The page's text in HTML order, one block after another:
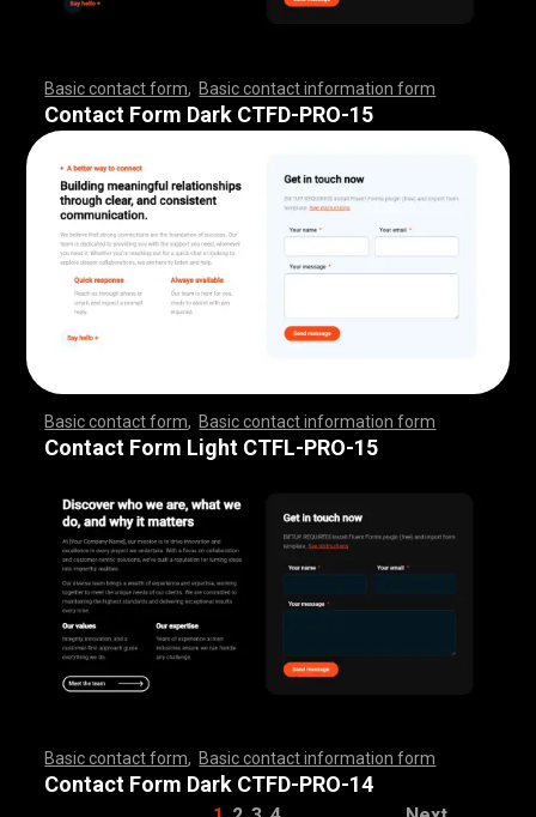
Basic contact form Basic contact information form
,,,,,,,,,,,,,,,,,,,,, ,,,,,,,,,,,,,,,,,,,,,,,,,,,,,,,,,,
,,,,,,,,,,,,,,,,,,,,, ,,,,,,,,,,,,,,,,,,,,,,,,,,,
Contact Form Dark CTFD-PRO-15
Basic contact form Basic contact information form
,,,,,,,,,,,,,,,,,,,,, ,,,,,,,,,,,,,,,,,,,,,,,,,,,,,,,,,,
,,,,,,,,,,,,,,,,,,,,, ,,,,,,,,,,,,,,,,,,,,,,,,,,,
Contact Form Light CTFL-PRO-15
Basic contact form Basic contact information form
,,,,,,,,,,,,,,,,,,,,, ,,,,,,,,,,,,,,,,,,,,,,,,,,,,,,,,,,
,,,,,,,,,,,,,,,,,,,,, ,,,,,,,,,,,,,,,,,,,,,,,,,,,
Contact Form Dark CTFD-PRO-14